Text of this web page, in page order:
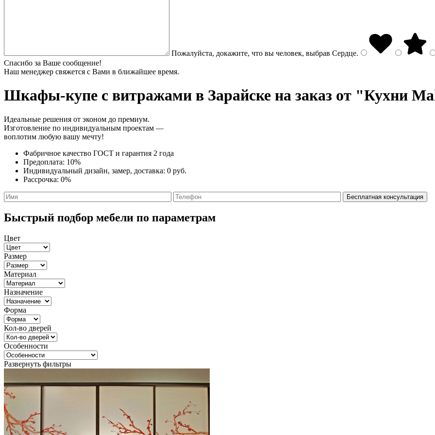
Пожалуйста, докажите, что вы человек, выбрав Сердце.
Спасибо за Ваше сообщение!
Наш менеджер свяжется с Вами в ближайшее время.
Шкафы-купе с витражами в Зарайске на заказ от "Кухни
Идеальные решения от эконом до премиум.
Изготовление по индивидуальным проектам —
воплотим любую вашу мечту!
Фабричное качество ГОСТ и гарантия 2 года
Предоплата: 10%
Индивидуальный дизайн, замер, доставка: 0 руб.
Рассрочка: 0%
Быстрый подбор мебели по параметрам
Цвет
Размер
Материал
Назначение
Форма
Кол-во дверей
Особенности
Развернуть фильтры